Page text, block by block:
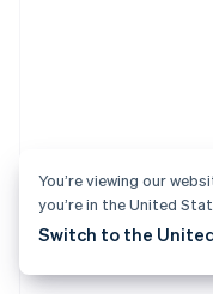
You’re viewing our
you’re in the United
Switch to the